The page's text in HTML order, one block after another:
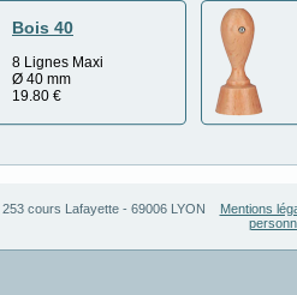
Bois 40
8 Lignes Maxi
Ø 40 mm
19.80 €
253 cours Lafayette- 69006 LYON
Mentions